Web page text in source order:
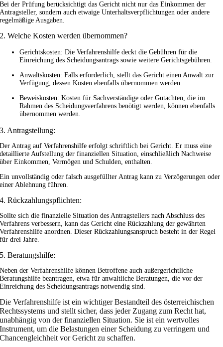
Bei der Prüfung berücksichtigt das Gericht nicht nur das Einkommen der
Antragsteller, sondern auch etwaige Unterhaltsverpflichtungen oder andere
regelmäßige Ausgaben.
2. Welche Kosten werden übernommen?
Gerichtskosten: Die Verfahrenshilfe deckt die Gebühren für die
Einreichung des Scheidungsantrags sowie weitere Gerichtsgebühren.
Anwaltskosten: Falls erforderlich, stellt das Gericht einen Anwalt zur
Verfügung, dessen Kosten ebenfalls übernommen werden.
Beweiskosten: Kosten für Sachverständige oder Gutachten, die im
Rahmen des Scheidungsverfahrens benötigt werden, können ebenfalls
übernommen werden.
3. Antragstellung:
Der Antrag auf Verfahrenshilfe erfolgt schriftlich bei Gericht. Er muss eine
detaillierte Aufstellung der finanziellen Situation, einschließlich Nachweise
über Einkommen, Vermögen und Schulden, enthalten.
Ein unvollständig oder falsch ausgefüllter Antrag kann zu Verzögerungen oder
einer Ablehnung führen.
4. Rückzahlungspflichten:
Sollte sich die finanzielle Situation des Antragstellers nach Abschluss des
Verfahrens verbessern, kann das Gericht eine Rückzahlung der gewährten
Verfahrenshilfe anordnen. Dieser Rückzahlungsanspruch besteht in der Regel
für drei Jahre.
5. Beratungshilfe:
Neben der Verfahrenshilfe können Betroffene auch außergerichtliche
Beratungshilfe beantragen, etwa für anwaltliche Beratungen, die vor der
Einreichung des Scheidungsantrags notwendig sind.
Die Verfahrenshilfe ist ein wichtiger Bestandteil des österreichischen
Rechtssystems und stellt sicher, dass jeder Zugang zum Recht hat,
unabhängig von der finanziellen Situation. Sie ist ein wertvolles
Instrument, um die Belastungen einer Scheidung zu verringern und
Chancengleichheit vor Gericht zu schaffen.